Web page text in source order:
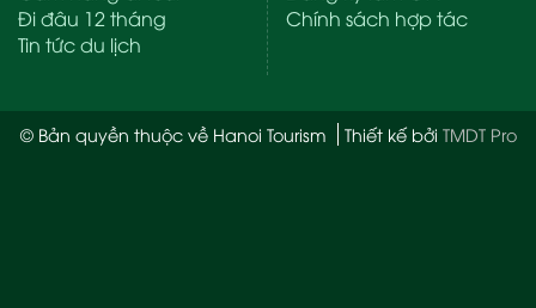
Đi đâu 12 tháng
Tin tức du lịch
Chính sách hợp tác
© Bản quyền thuộc về Hanoi Tourism Thiết kế bởi TMDT Pro